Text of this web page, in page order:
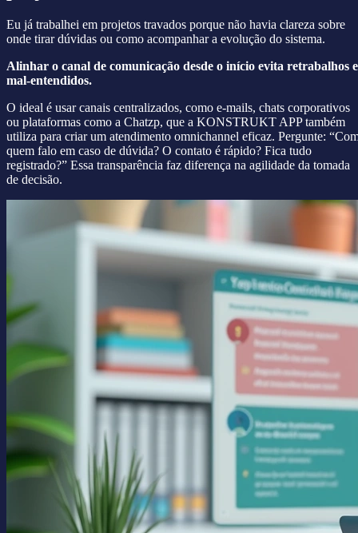
Eu já trabalhei em projetos travados porque não havia clareza sobre
onde tirar dúvidas ou como acompanhar a evolução do sistema.
Alinhar o canal de comunicação desde o início evita retrabalhos e
mal-entendidos.
O ideal é usar canais centralizados, como e-mails, chats corporativos
ou plataformas como a Chatzp, que a KONSTRUKT APP também
utiliza para criar um atendimento omnichannel eficaz. Pergunte:
quem falo em caso de dúvida? O contato é rápido? Fica tudo
registrado?” Essa transparência faz diferença na agilidade da tomada
de decisão.